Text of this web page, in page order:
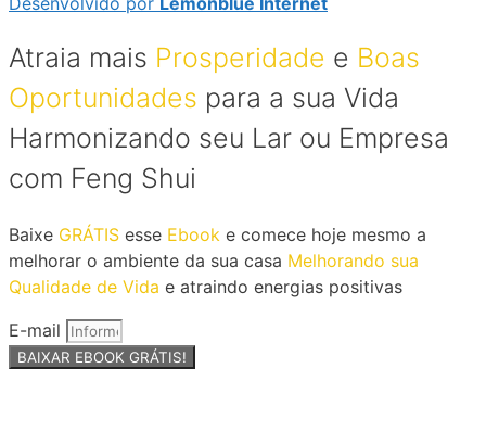
Atraia mais Prosperidade e Boas
Oportunidades para a sua Vida
Harmonizando seu Lar ou Empresa
com Feng Shui
Baixe GRÁTIS esse Ebook e comece hoje mesmo a
melhorar o ambiente da sua casa Melhorando sua
Qualidade de Vida e atraindo energias positivas
E-mail
BAIXAR EBOOK GRÁTIS!